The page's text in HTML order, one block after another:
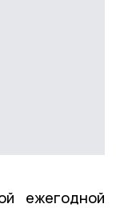
ежегодной